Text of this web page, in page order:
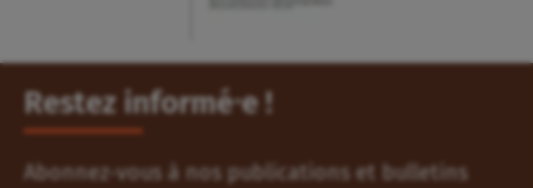
Restez informé⸱e !
Abonnez-vous à nos publications et bulletins